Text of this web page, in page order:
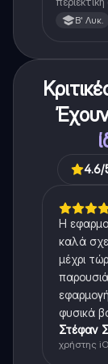
λυκείου για
μισή ύλη.
Β' Λυκ.
4.6/
Η
καλά
μέχρι
φυσικά
Στέφαν Σ
χρήστης